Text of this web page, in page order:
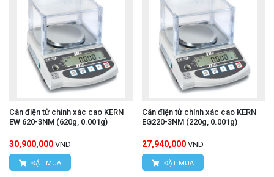
Cân điện tử chính xác cao KERN
EW 620-3NM (620g, 0.001g)
30,900,000 VND
ĐẶT MUA
Cân điện tử chính xác cao KERN
EG220-3NM (220g, 0.001g)
27,940,000 VND
ĐẶT MUA